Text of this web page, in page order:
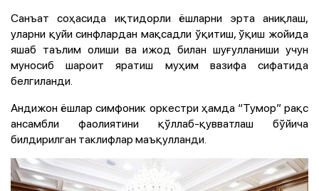
Санъат соҳасида иқтидорли ёшларни эрта аниқлаш,
уларни қуйи синфлардан мақсадли ўқитиш, ўқиш жойида
яшаб таълим олиши ва ижод билан шуғулланиши учун
муносиб шароит яратиш муҳим вазифа сифатида
белгиланди.
Андижон ёшлар симфоник оркестри ҳамда “Тумор” рақс
ансамбли фаолиятини қўллаб-қувватлаш бўйича
билдирилган таклифлар маъқулланди.